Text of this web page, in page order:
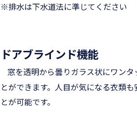
※排水は下水道法に準じてください
ドアブラインド機能
窓を透明から曇りガラス状にワン
とができます。人目が気になる衣類
とが可能です。